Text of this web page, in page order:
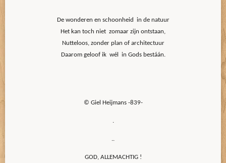
De wonderen en schoonheid in de natuur
Het kan toch niet zomaar zijn ontstaan,
Nutteloos, zonder plan of architectuur
Daarom geloof ik wél in Gods bestáán.
© Giel Heijmans -839-
.
..
GOD, ALLEMACHTIG !